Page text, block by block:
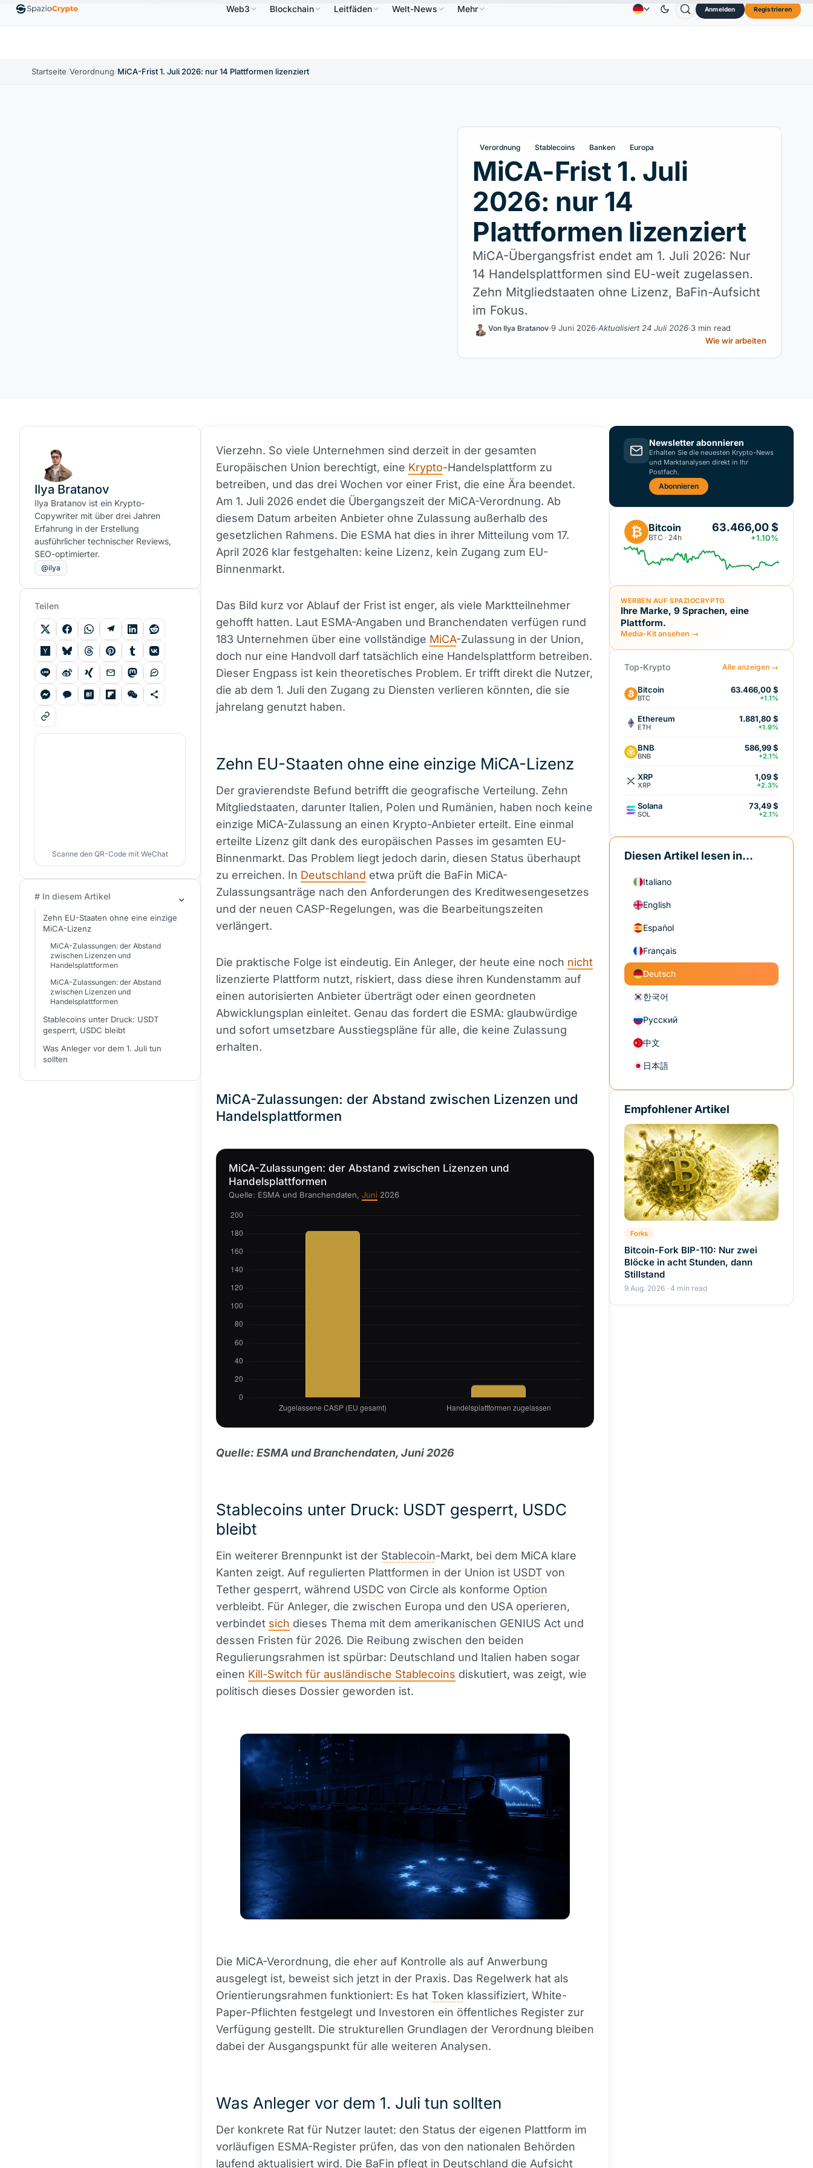
EthereumETH1.880,58 $ ↑0.00% BNBBNB 586,64 $ ↑2.10% USDCUSDC0,9995 $↑0.00% XRP 1,09 $ ↑2.30% 0,3264 $↓0.30% DogecoinDOGE0,0707 $↑2.40%
Kontakt Über
Web3 Blockchain Leitfäden Welt-News Mehr Anmelden Registrieren
Startseite/Verordnung/MiCA-Frist 1. Juli 2026: nur 14 Plattformen lizenziert
Verordnung Stablecoins Banken Europa
MiCA-Frist 1. Juli
2026: nur 14
Plattformen lizenziert
MiCA-Übergangsfrist endet am 1. Juli 2026: Nur
14 Handelsplattformen sind EU-weit zugelassen.
Zehn Mitgliedstaaten ohne Lizenz, BaFin-Aufsicht
im Fokus.
Von Ilya Bratanov 9 Juni 2026 Aktualisiert 24 Juli 2026 3 min read
Wie wir arbeiten
Vierzehn. So viele Unternehmen sind derzeit in der gesamten
Europäischen Union berechtigt, eine Krypto-Handelsplattform zu
betreiben, und das drei Wochen vor einer Frist, die eine Ära beendet.
Am 1. Juli 2026 endet die Übergangszeit der MiCA-Verordnung. Ab
diesem Datum arbeiten Anbieter ohne Zulassung außerhalb des
gesetzlichen Rahmens. Die ESMA hat dies in ihrer Mitteilung vom 17.
April 2026 klar festgehalten: keine Lizenz, kein Zugang zum EU-
Binnenmarkt.
Das Bild kurz vor Ablauf der Frist ist enger, als viele Marktteilnehmer
gehofft hatten. Laut ESMA-Angaben und Branchendaten verfügen rund
183 Unternehmen über eine vollständige MiCA-Zulassung in der Union,
doch nur eine Handvoll darf tatsächlich eine Handelsplattform betreiben.
Dieser Engpass ist kein theoretisches Problem. Er trifft direkt die Nutzer,
die ab dem 1. Juli den Zugang zu Diensten verlieren könnten, die sie
jahrelang genutzt haben.
Zehn EU-Staaten ohne eine einzige MiCA-Lizenz
Der gravierendste Befund betrifft die geografische Verteilung. Zehn
Mitgliedstaaten, darunter Italien, Polen und Rumänien, haben noch keine
einzige MiCA-Zulassung an einen Krypto-Anbieter erteilt. Eine einmal
erteilte Lizenz gilt dank des europäischen Passes im gesamten EU-
Binnenmarkt. Das Problem liegt jedoch darin, diesen Status überhaupt
zu erreichen. In Deutschland etwa prüft die BaFin MiCA-
Zulassungsanträge nach den Anforderungen des Kreditwesengesetzes
und der neuen CASP-Regelungen, was die Bearbeitungszeiten
verlängert.
Die praktische Folge ist eindeutig. Ein Anleger, der heute eine noch nicht
lizenzierte Plattform nutzt, riskiert, dass diese ihren Kundenstamm auf
einen autorisierten Anbieter überträgt oder einen geordneten
Abwicklungsplan einleitet. Genau das fordert die ESMA: glaubwürdige
und sofort umsetzbare Ausstiegspläne für alle, die keine Zulassung
erhalten.
MiCA-Zulassungen: der Abstand zwischen Lizenzen und
Handelsplattformen
MiCA-Zulassungen: der Abstand zwischen Lizenzen und
Handelsplattformen
Quelle: ESMA und Branchendaten, Juni 2026
Quelle: ESMA und Branchendaten, Juni 2026
Stablecoins unter Druck: USDT gesperrt, USDC
bleibt
Ein weiterer Brennpunkt ist der Stablecoin-Markt, bei dem MiCA klare
Kanten zeigt. Auf regulierten Plattformen in der Union ist USDT von
Tether gesperrt, während USDC von Circle als konforme Option
verbleibt. Für Anleger, die zwischen Europa und den USA operieren,
verbindet sich dieses Thema mit dem amerikanischen GENIUS Act und
dessen Fristen für 2026. Die Reibung zwischen den beiden
Regulierungsrahmen ist spürbar: Deutschland und Italien haben sogar
einen Kill-Switch für ausländische Stablecoins diskutiert, was zeigt, wie
politisch dieses Dossier geworden ist.
Die MiCA-Verordnung, die eher auf Kontrolle als auf Anwerbung
ausgelegt ist, beweist sich jetzt in der Praxis. Das Regelwerk hat als
Orientierungsrahmen funktioniert: Es hat Token klassifiziert, White-
Paper-Pflichten festgelegt und Investoren ein öffentliches Register zur
Verfügung gestellt. Die strukturellen Grundlagen der Verordnung bleiben
dabei der Ausgangspunkt für alle weiteren Analysen.
Was Anleger vor dem 1. Juli tun sollten
Der konkrete Rat für Nutzer lautet: den Status der eigenen Plattform im
vorläufigen ESMA-Register prüfen, das von den nationalen Behörden
laufend aktualisiert wird. Die BaFin pflegt in Deutschland die Aufsicht
Ilya Bratanov
Ilya Bratanov ist ein Krypto-
Copywriter mit über drei Jahren
Erfahrung in der Erstellung
ausführlicher technischer Reviews,
SEO-optimierter.
@ilya
Teilen
Scanne den QR-Code mit WeChat
# In diesem Artikel
Zehn EU-Staaten ohne eine einzige
MiCA-Lizenz
MiCA-Zulassungen: der Abstand
zwischen Lizenzen und
Handelsplattformen
MiCA-Zulassungen: der Abstand
zwischen Lizenzen und
Handelsplattformen
Stablecoins unter Druck: USDT
gesperrt, USDC bleibt
Was Anleger vor dem 1. Juli tun
sollten
Newsletter abonnieren
Erhalten Sie die neuesten Krypto-News
und Marktanalysen direkt in Ihr
Postfach.
Abonnieren
₿ Bitcoin
BTC · 24h
63.466,00 $
+1.10%
WERBEN AUF SPAZIOCRYPTO
Ihre Marke, 9 Sprachen, eine
Plattform.
Media-Kit ansehen →
Top-Krypto Alle anzeigen →
Bitcoin
BTC
63.466,00 $
+1.1%
Ethereum
ETH
1.881,80 $
+1.9%
BNB
BNB
586,99 $
+2.1%
XRP
XRP
1,09 $
+2.3%
Solana
SOL
73,49 $
+2.1%
Diesen Artikel lesen in...
Italiano
English
Español
Français
Deutsch
한국어
Русский
中文
日本語
Empfohlener Artikel
Forks
Bitcoin-Fork BIP-110: Nur zwei
Blöcke in acht Stunden, dann
Stillstand
9 Aug. 2026 · 4 min read